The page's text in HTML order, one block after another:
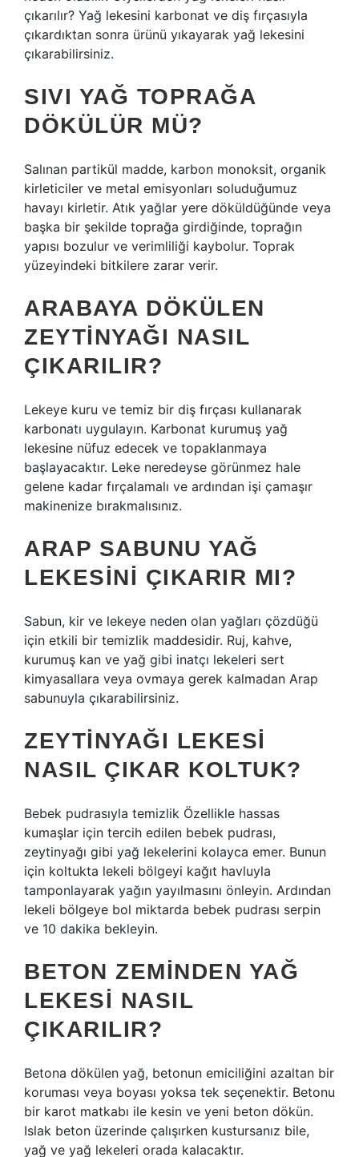
çıkarılır? Yağ lekesini karbonat ve diş fırçasıyla
çıkardıktan sonra ürünü yıkayarak yağ lekesini
çıkarabilirsiniz.
SIVI YAĞ TOPRAĞA
DÖKÜLÜR MÜ?
Salınan partikül madde, karbon monoksit, organik
kirleticiler ve metal emisyonları soluduğumuz
havayı kirletir. Atık yağlar yere döküldüğünde veya
başka bir şekilde toprağa girdiğinde, toprağın
yapısı bozulur ve verimliliği kaybolur. Toprak
yüzeyindeki bitkilere zarar verir.
ARABAYA DÖKÜLEN
ZEYTINYAĞI NASIL
ÇIKARILIR?
Lekeye kuru ve temiz bir diş fırçası kullanarak
karbonatı uygulayın. Karbonat kurumuş yağ
lekesine nüfuz edecek ve topaklanmaya
başlayacaktır. Leke neredeyse görünmez hale
gelene kadar fırçalamalı ve ardından işi çamaşır
makinenize bırakmalısınız.
ARAP SABUNU YAĞ
LEKESINI ÇIKARIR MI?
Sabun, kir ve lekeye neden olan yağları çözdüğü
için etkili bir temizlik maddesidir. Ruj, kahve,
kurumuş kan ve yağ gibi inatçı lekeleri sert
kimyasallara veya ovmaya gerek kalmadan Arap
sabunuyla çıkarabilirsiniz.
ZEYTINYAĞI LEKESI
NASIL ÇIKAR KOLTUK?
Bebek pudrasıyla temizlik Özellikle hassas
kumaşlar için tercih edilen bebek pudrası,
zeytinyağı gibi yağ lekelerini kolayca emer. Bunun
için koltukta lekeli bölgeyi kağıt havluyla
tamponlayarak yağın yayılmasını önleyin. Ardından
lekeli bölgeye bol miktarda bebek pudrası serpin
ve 10 dakika bekleyin.
BETON ZEMINDEN YAĞ
LEKESI NASIL
ÇIKARILIR?
Betona dökülen yağ, betonun emiciliğini azaltan bir
koruması veya boyası yoksa tek seçenektir. Betonu
bir karot matkabı ile kesin ve yeni beton dökün.
Islak beton üzerinde çalışırken kustursanız bile,
yağ ve yağ lekeleri orada kalacaktır.